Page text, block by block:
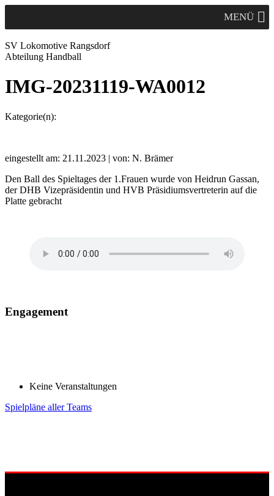
MENÜ
SV Lokomotive Rangsdorf
Abteilung Handball
IMG-20231119-WA0012
Kategorie(n):
eingestellt am: 21.11.2023 | von: N. Brämer
Den Ball des Spieltages der 1.Frauen wurde von Heidrun Gassan,
der DHB Vizepräsidentin und HVB Präsidiumsvertreterin auf die
Platte gebracht
Engagement
Keine Veranstaltungen
Spielpläne aller Teams